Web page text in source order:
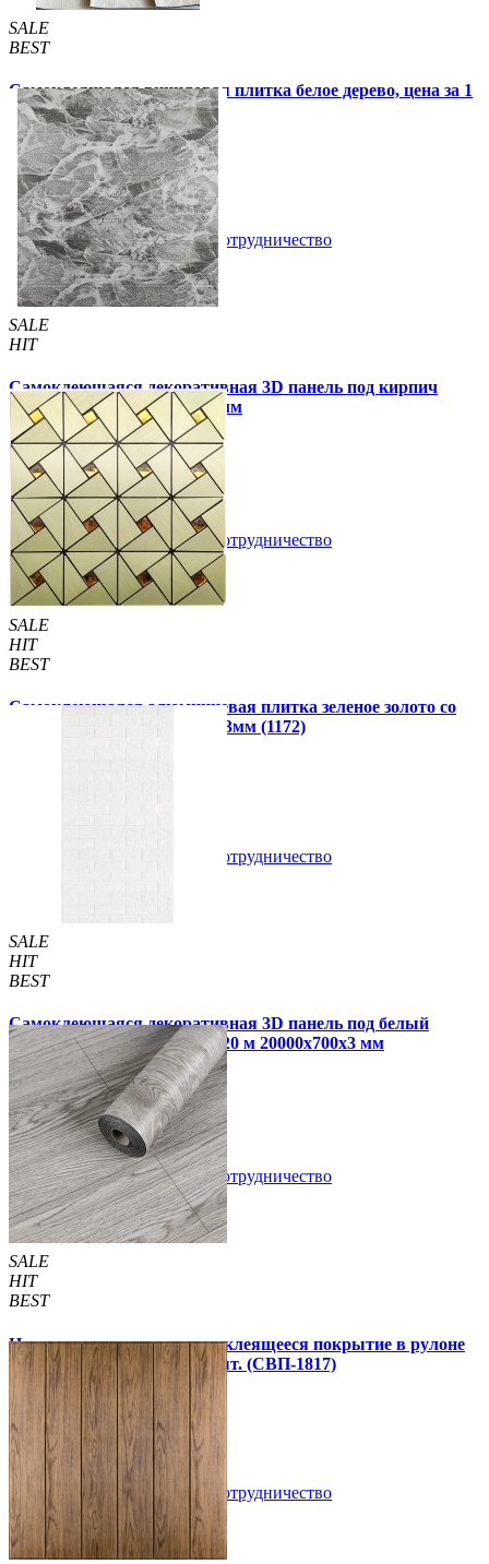
SALE
BEST
Самоклеящаяся виниловая плитка белое дерево, цена за 1
шт. (СВП-015)
57 грн. 115 грн.
Купить В закладки Сотрудничество
SALE
HIT
Самоклеющаяся декоративная 3D панель под кирпич
черный мрамор 700x770x3мм
59 грн./шт 160 грн./шт
Купить В закладки Сотрудничество
SALE
HIT
BEST
Самоклеющаяся алюминиевая плитка зеленое золото со
стразами мозаика 300х300х3мм (1172)
В закладки Сотрудничество
SALE
HIT
BEST
Самоклеющаяся декоративная 3D панель под белый
матовый кирпич в рулоне 20 м 20000x700x3 мм
1 850 грн./шт 2 899 грн./шт
Купить В закладки Сотрудничество
SALE
HIT
BEST
Напольное виниловое самоклеящееся покрытие в рулоне
3000х600х1,5мм, цена за 1 шт. (СВП-1817)
990 грн. 1 390 грн.
Купить В закладки Сотрудничество